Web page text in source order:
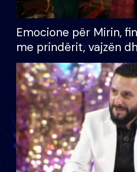
Emocione për Mirin,
me prindërit, vajzën
bashkëshorten:
divorci apo jo?